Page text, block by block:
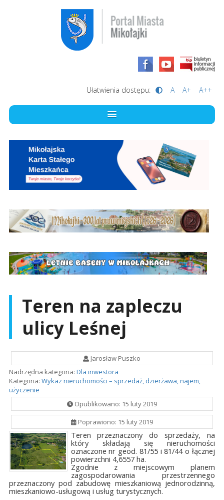
Ułatwienia dostępu: A A+ A++
Teren na zapleczu
ulicy Leśnej
Jarosław Puszko
Nadrzędna kategoria: Dla inwestora
Kategoria: Wykaz nieruchomości – sprzedaż, dzierżawa, najem,
użyczenie
Opublikowano: 15 luty 2019
Poprawiono: 15 luty 2019
Teren przeznaczony do sprzedaży, na
który składają się nieruchomości
oznaczone nr geod. 81/55 i 81/44 o łącznej
powierzchni 4,6557 ha.
Zgodnie z miejscowym planem
zagospodarowania przestrzennego
przeznaczony pod zabudowę mieszkaniową jednorodzinną,
mieszkaniowo-usługową i usług turystycznych.